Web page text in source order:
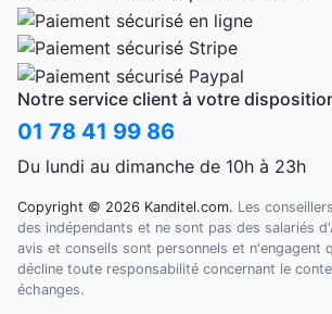
Notre service client à votre
01 78 41 99 86
Du lundi au dimanche de 10h à 23h
Copyright © 2026 Kanditel.com. Les
des indépendants et ne sont pas des salariés
avis et conseils sont personnels et n'engagent
décline toute responsabilité concernant le
échanges.